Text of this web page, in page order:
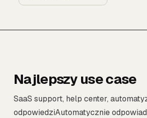
Najlepszy use case
SaaS support, help center,
odpowiedziAutomatycznie